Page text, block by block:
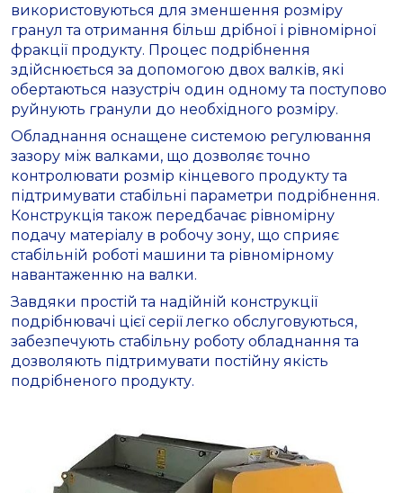
використовуються для зменшення розміру
гранул та отримання більш дрібної і рівномірної
фракції продукту. Процес подрібнення
здійснюється за допомогою двох валків, які
обертаються назустріч один одному та поступово
руйнують гранули до необхідного розміру.
Обладнання оснащене системою регулювання
зазору між валками, що дозволяє точно
контролювати розмір кінцевого продукту та
підтримувати стабільні параметри подрібнення.
Конструкція також передбачає рівномірну
подачу матеріалу в робочу зону, що сприяє
стабільній роботі машини та рівномірному
навантаженню на валки.
Завдяки простій та надійній конструкції
подрібнювачі цієї серії легко обслуговуються,
забезпечують стабільну роботу обладнання та
дозволяють підтримувати постійну якість
подрібненого продукту.